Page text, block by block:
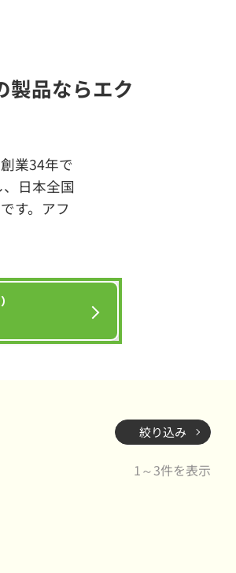
製品ならエク
業34年で
日本全国
す。アフ
絞り込み
1～3件を表示